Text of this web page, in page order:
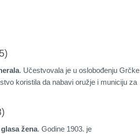
. Učestvovala je u oslobođenju Grčke
koristila da nabavi oružje i municiju za
žena. Godine 1903. je